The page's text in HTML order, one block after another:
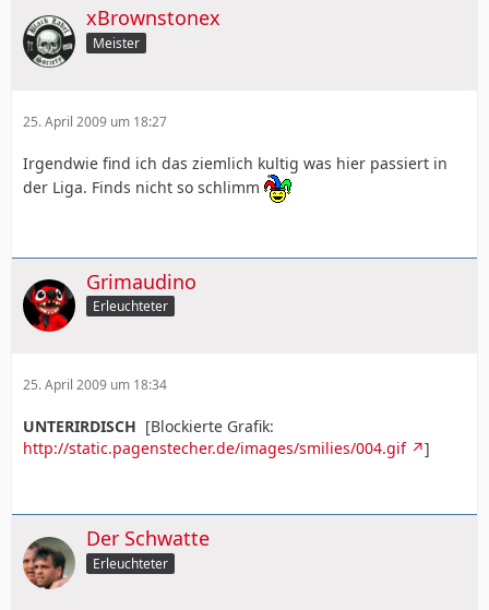
xBrownstonex
Meister
25. April 2009 um 18:27
Irgendwie find ich das ziemlich kultig was hier passiert in
der Liga. Finds nicht so schlimm
Grimaudino
Erleuchteter
25. April 2009 um 18:34
UNTERIRDISCH [Blockierte Grafik:
http://static.pagenstecher.de/images/smilies/004.gif
]
Der Schwatte
Erleuchteter